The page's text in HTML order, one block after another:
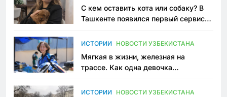
С кем оставить кота или собаку? В
Ташкенте появился первый сервис
ИСТОРИИ НОВОСТИ УЗБЕКИСТАНА
Мягкая в жизни, железная на
трассе. Как одна девочка
Узбекистане
ИСТОРИИ НОВОСТИ УЗБЕКИСТАНА